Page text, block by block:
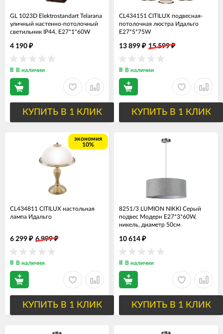
GL 1023D Elektrostandart Telarana
уличный настенно-потолочный
светильник IP44, E27*1*60W
4 190 ₽
В наличии
КУПИТЬ В 1 КЛИК
CL434151 CITILUX подвесная-
потолочная люстра Идальго
E27*5*75W
13 899 ₽ 15 599₽
В наличии
КУПИТЬ В 1 КЛИК
экономия
10%
CL434811 CITILUX настольная
лампа Идальго
6 299 ₽ 6 999₽
В наличии
КУПИТЬ В 1 КЛИК
8251/3 LUMION NIKKI Серый
подвес Модерн Е27*3*60W,
никель, диаметр 50см
10 614 ₽
В наличии
КУПИТЬ В 1 КЛИК